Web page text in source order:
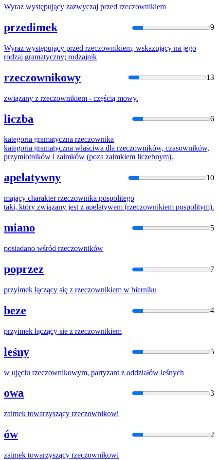
Wyraz występujący zazwyczaj przed rzeczownikiem
przedimek 9
Wyraz występujący przed rzeczownikiem, wskazujący na jego
rodzaj gramatyczny; rodzajnik
rzeczownikowy 13
związany z rzeczownikiem - częścią mowy.
liczba 6
kategoria gramatyczna rzeczownika
kategoria gramatyczna właściwa dla rzeczowników, czasowników,
przymiotników i zaimków (poza zaimkiem liczebnym).
apelatywny 10
mający charakterrzeczownika pospolitego
taki, który związany jest z apelatywem (rzeczownikiem pospolitym).
miano 5
posiadano wśród rzeczowników
poprzez 7
przyimek łączący się z rzeczownikiem w bierniku
beze 4
przyimek łączący sie z rzeczownikiem
leśny 5
w ujęciu rzeczownikowym, partyzant z oddziałów leśnych
owa 3
zaimek towarzyszący rzeczownikowi
ów 2
zaimek towarzyszący rzeczownikowi